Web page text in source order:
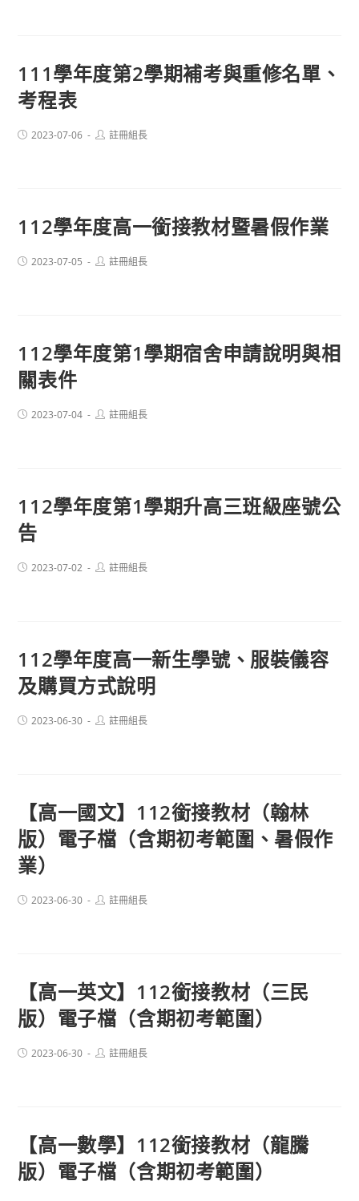
111學年度第2學期補考與重修名單、
考程表
Post2023-07-06
Post註冊組長
112學年度高一銜接教材暨暑假作業
Post2023-07-05
Post註冊組長
112學年度第1學期宿舍申請說明與相
關表件
Post2023-07-04
Post註冊組長
112學年度第1學期升高三班級座號公
告
Post2023-07-02
Post註冊組長
112學年度高一新生學號、服裝儀容
及購買方式說明
Post2023-06-30
Post註冊組長
【高一國文】112銜接教材（翰林
版）電子檔（含期初考範圍、暑假作
業）
Post2023-06-30
Post註冊組長
【高一英文】112銜接教材（三民
版）電子檔（含期初考範圍）
Post2023-06-30
Post註冊組長
【高一數學】112銜接教材（龍騰
版）電子檔（含期初考範圍）